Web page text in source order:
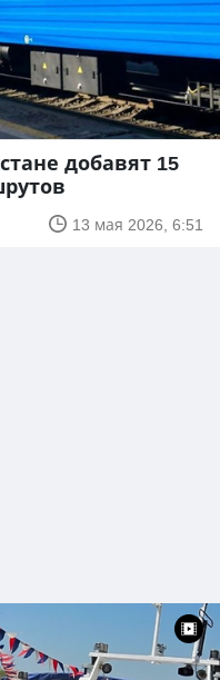
добавят 15
13 мая 2026, 6:51